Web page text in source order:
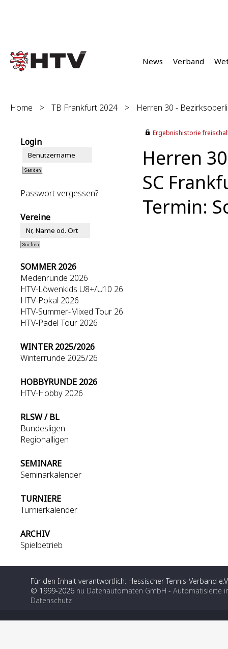
News Verband
Home > TB Frankfurt 2024 > Herren 30 -
Login
Passwort vergessen?
Vereine
SOMMER 2026
Medenrunde 2026
HTV-Löwenkids U8+/U10 26
HTV-Pokal 2026
HTV-Summer-Mixed Tour 26
HTV-Padel Tour 2026
WINTER 2025/2026
Winterrunde 2025/26
HOBBYRUNDE 2026
HTV-Hobby 2026
RLSW / BL
Bundesligen
Regionalligen
SEMINARE
Seminarkalender
TURNIERE
Turnierkalender
ARCHIV
Spielbetrieb
Ergebnishistorie
Herren
SC
Termin:
Für den Inhalt verantwortlich: Hessischer Tennis-Verband
© 1999-2026 nu Datenautomaten GmbH - Automatisierte
Datenschutz